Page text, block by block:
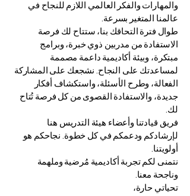
والمهارات والفكر العالمي اللازم للنجاح في
عالمنا المتغير بسرعة.
طوال فترة التحاقك بنا، ستتاح لك فرصة
الاستفادة من مدربين ذوي خبرة، وبرامج
مبتكرة، وبيئة أكاديمية داعمة مصممة
لمساعدتك على النجاح. نشجعك على المشاركة
الفعالة، وطرح الأسئلة، واستكشاف أفكار
جديدة، والاستفادة القصوى من كل فرصة تُتاح
لك.
فريق قيادتنا وأعضاء هيئة التدريس هنا
لإرشادكم ودعمكم في كل خطوة. نجاحكم هو
أولويتنا.
نتمنى لكم تجربة أكاديمية مُرضية وملهمة
وناجحة معنا.
تحياتي حارة،